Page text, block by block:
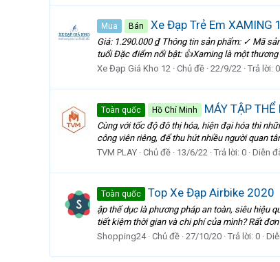
Mua Bán Xe Đạp Trẻ Em XAMING
Giá: 1.290.000 ₫ Thông tin sản phẩm: ✓ Mã
tuổi Đặc điểm nổi bật: 👍Xaming là một
Xe Đạp Giá Kho 12
Chủ đề 22/9/22 Trả lời: 0
Toàn quốc Hồ Chí Minh MÁY TẬP
Cùng với tốc độ đô thị hóa, hiện đại hóa thì
công viên riêng, để thu hút nhiều người quan
TVM PLAY Chủ đề 13/6/22 Trả lời: 0 Diễn
Toàn quốc Top Xe Đạp Airbike 2020
ập thể dục là phương pháp an toàn, siêu hiệu
tiết kiệm thời gian và chi phí của mình? Rất
Shopping24 Chủ đề 27/10/20 Trả lời: 0